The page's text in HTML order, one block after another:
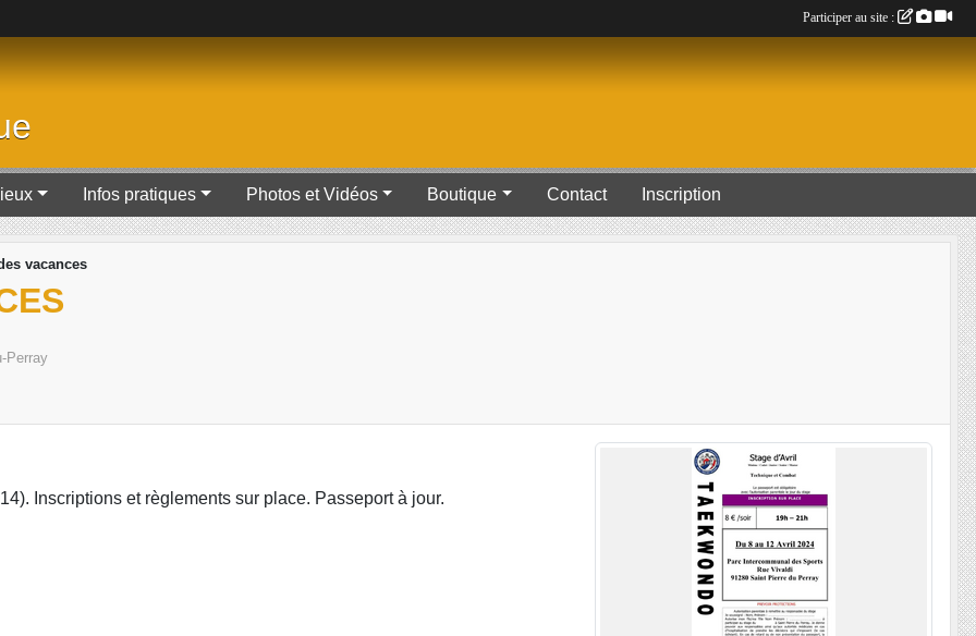
Infos pratiques Photos et Vidéos Boutique Contact Inscription
vacances
Perray
Inscriptions et règlements sur place. Passeport à jour.
Participer au site :